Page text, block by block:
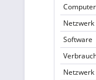
Netzwerk
Software